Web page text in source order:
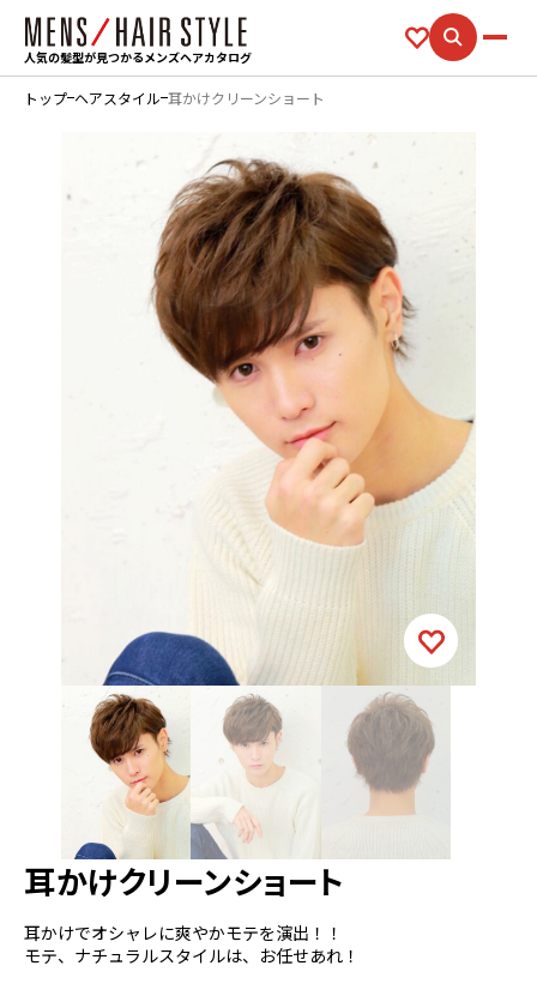
人気の髪型が見つかるメンズヘアカタログ
トップ ヘアスタイル 耳かけクリーンショート
耳かけクリーンショート
耳かけでオシャレに爽やかモテを演出！！
モテ、ナチュラルスタイルは、お任せあれ！